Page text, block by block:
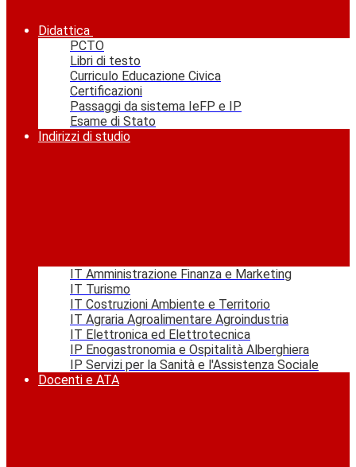
Didattica
PCTO
Libri di testo
Curriculo Educazione Civica
Certificazioni
Passaggi da sistema IeFP e IP
Esame di Stato
Indirizzi di studio
IT Amministrazione Finanza e Marketing
IT Turismo
IT Costruzioni Ambiente e Territorio
IT Agraria Agroalimentare Agroindustria
IT Elettronica ed Elettrotecnica
IP Enogastronomia e Ospitalità Alberghiera
IP Servizi per la Sanità e l'Assistenza Sociale
Docenti e ATA